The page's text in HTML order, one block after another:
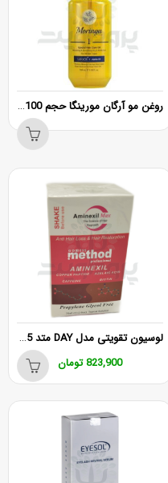
روغن مو آرگان مورينگا حجم 100 میلی لیتر
لوسیون تقویتی مدل DAY متد 75 میل
823,900تومان